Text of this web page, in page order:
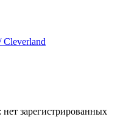
Cleverland
зарегистрированных